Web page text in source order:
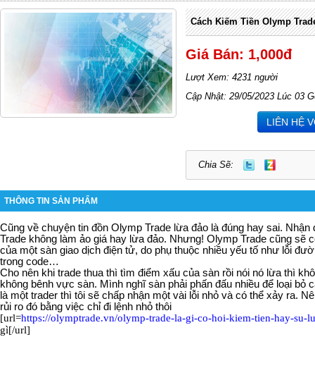
Cách Kiếm Tiền Olymp
Giá Bán: 1,000đ
Lượt Xem: 4231 người
Cập Nhật: 29/05/2023 Lúc 03
LIÊN HỆ
Chia Sẽ:
THÔNG TIN SẢN PHẨM
Cũng về chuyện tin đồn Olymp Trade lừa đảo là đúng hay sai.
Trade không làm ảo giá hay lừa đảo. Nhưng! Olymp Trade cũng sẽ
của một sàn giao dịch điện tử, do phụ thuộc nhiều yếu tố như lỗi
trong code…
Cho nên khi trade thua thì tìm điểm xấu của sàn rồi nói nó lừa thì
không bênh vực sàn. Mình nghĩ sàn phải phấn đấu nhiều để loại bỏ
là một trader thì tôi sẽ chấp nhận một vài lỗi nhỏ và có thể xảy ra.
rủi ro đó bằng việc chỉ đi lệnh nhỏ thôi
[url=https://olymptrade.vn/olymp-trade-la-gi-co-hoi-kiem-tien-hay-su-
gì[/url]